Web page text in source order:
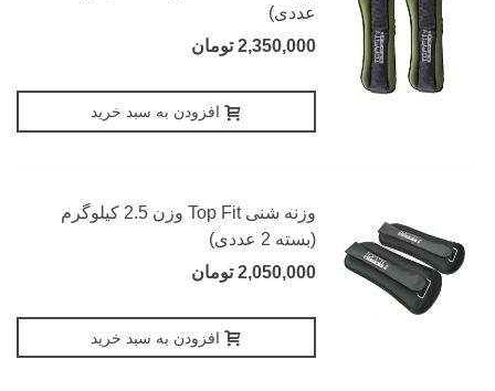
عددی)
2,350,000 تومان
افزودن به سبد خرید
وزنه شنی Top Fit وزن 2.5 کیلوگرم
(بسته 2 عددی)
2,050,000 تومان
افزودن به سبد خرید